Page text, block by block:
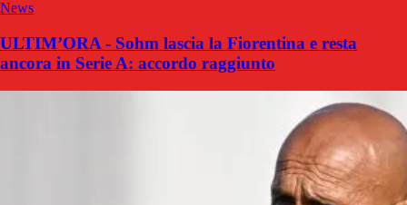
News
ULTIM’ORA - Sohm lascia la Fiorentina e resta
ancora in Serie A: accordo raggiunto